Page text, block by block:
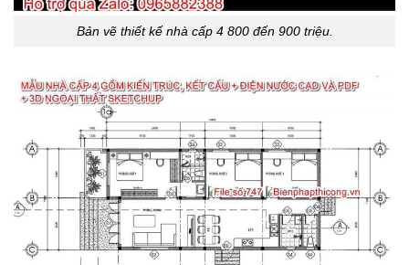
Bản vẽ thiết kế nhà cấp 4 800 đến 900 triệu.